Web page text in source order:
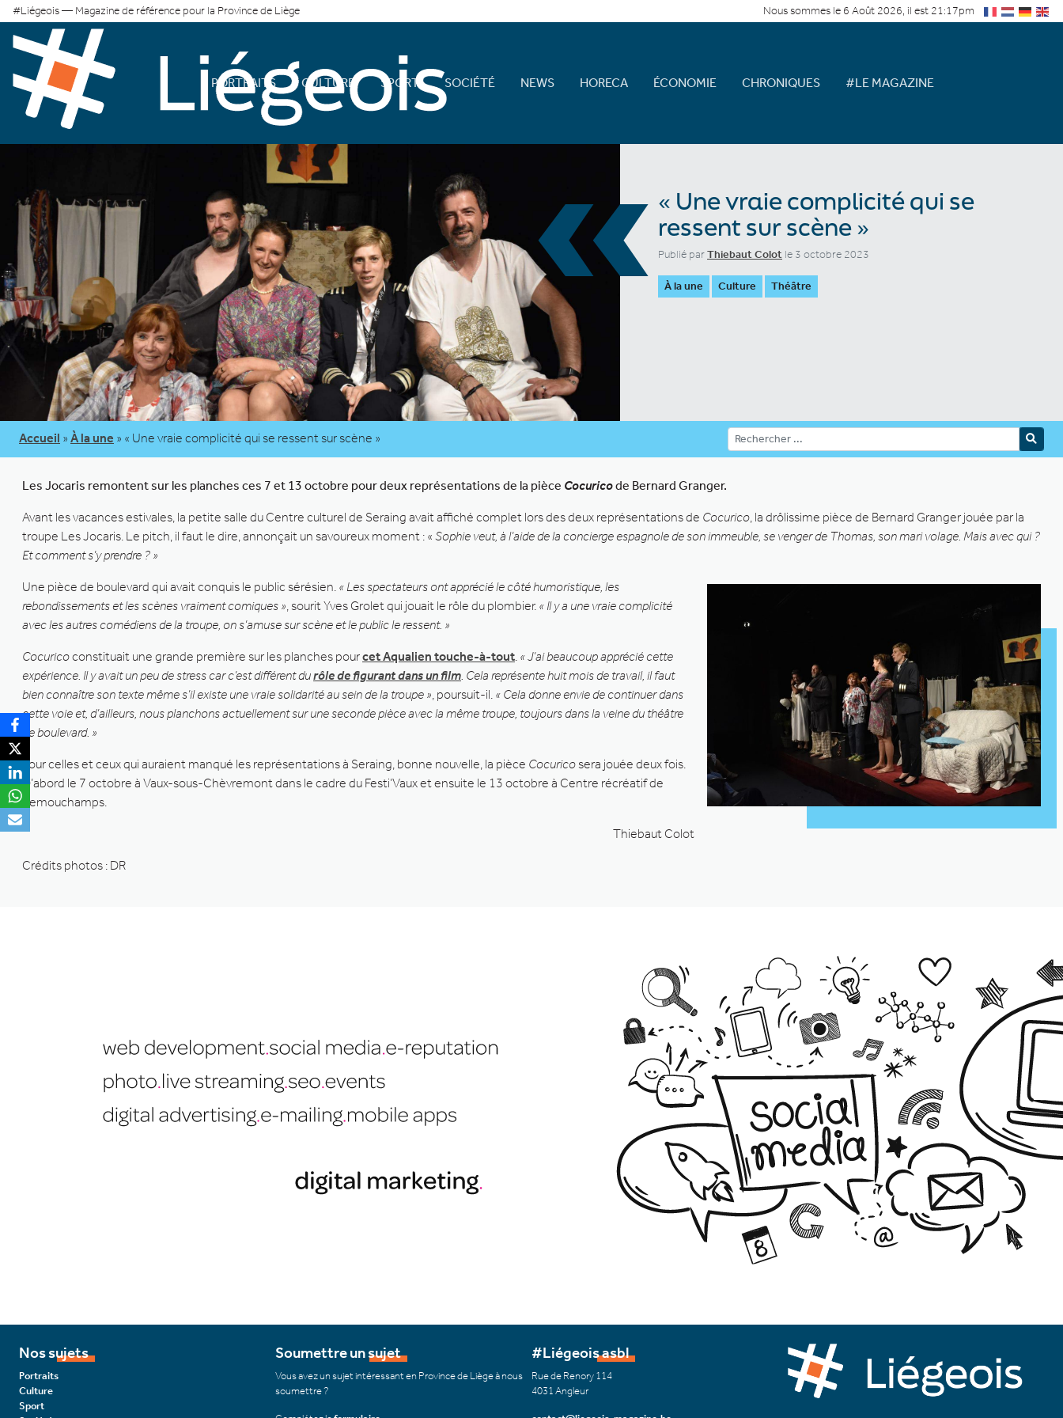
#Liégeois — Magazine de référence pour la Province de Liège Nous sommes le 6 Août 2026, il est 21:17pm
PORTRAITS CULTURE SPORT SOCIÉTÉ NEWS HORECA ÉCONOMIE CHRONIQUES #LE MAGAZINE
«« Une vraie complicité qui se
ressent sur scène »
Publié parThiebaut Colot le 3 octobre 2023
À la une Culture Théâtre
Accueil » À la une » « Une vraie complicité qui se ressent sur scène »
Les Jocaris remontent sur les planches ces 7 et 13 octobre pour deux représentations de la pièce Cocuricode Bernard Granger.
Avant les vacances estivales, la petite salle du Centre culturel de Seraing avait affiché complet lors des deux représentations de Cocurico, la drôlissime pièce de Bernard Granger jouée par la
troupe Les Jocaris. Le pitch, il faut le dire, annonçait un savoureux moment : « Sophie veut, à l’aide de la concierge espagnole de son immeuble, se venger de Thomas, son mari volage. Mais avec qui ?
Et comment s’y prendre ? »
Une pièce de boulevard qui avait conquis le public sérésien. « Les spectateurs ont apprécié le côté humoristique, les
rebondissements et les scènes vraiment comiques », sourit Yves Grolet qui jouait le rôle du plombier. « Il y a une vraie complicité
avec les autres comédiens de la troupe, on s’amuse sur scène et le public le ressent. »
Cocuricoconstituait une grande première sur les planches pourcet Aqualien touche-à-tout. « J’ai beaucoup apprécié cette
expérience. Il y avait un peu de stress car c’est différent durôle de figurant dans un film. Cela représente huit mois de travail, il faut
bien connaître son texte même s’il existe une vraie solidarité au sein de la troupe », poursuit-il. « Cela donne envie de continuer dans
cette voie et, d’ailleurs, nous planchons actuellement sur une seconde pièce avec la même troupe, toujours dans la veine du théâtre
de boulevard. »
Pour celles et ceux qui auraient manqué les représentations à Seraing, bonne nouvelle, la pièce Cocuricosera jouée deux fois.
D’abord le 7 octobre à Vaux-sous-Chèvremont dans le cadre du Festi’Vaux et ensuite le 13 octobre à Centre récréatif de
Remouchamps.
Thiebaut Colot
Crédits photos : DR
Nos sujets
Portraits
Culture
Sport
Soumettre un sujet
Vous avez un sujet intéressant en Province de Liège à nous
soumettre ?
#Liégeois asbl
Rue de Renory 114
4031 Angleur